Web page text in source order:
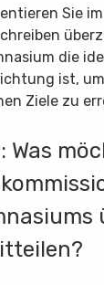
Sie im
die
ist,
Ziele zu
Was